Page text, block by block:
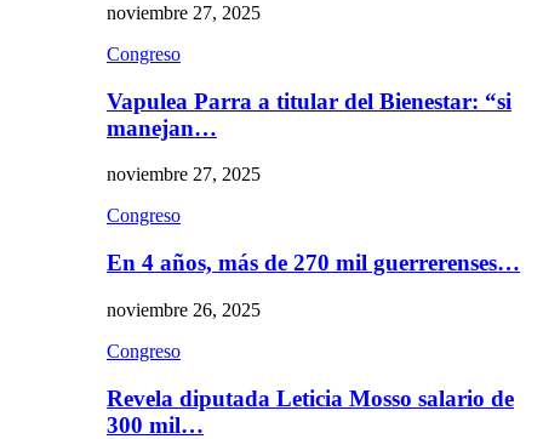
noviembre 27, 2025
Congreso
Vapulea Parra a titular del Bienestar: “si
manejan…
noviembre 27, 2025
Congreso
En 4 años, más de 270 mil guerrerenses…
noviembre 26, 2025
Congreso
Revela diputada Leticia Mosso salario de
300 mil…